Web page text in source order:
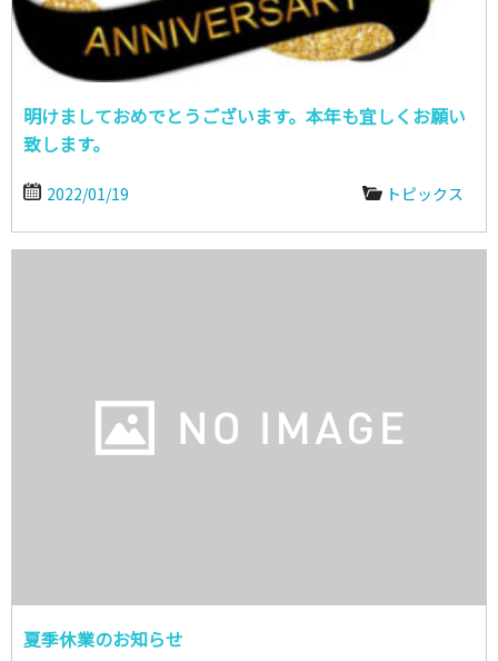
明けましておめでとうございます。本年も宜しくお願い
致します。
2022/01/19 トピックス
夏季休業のお知らせ